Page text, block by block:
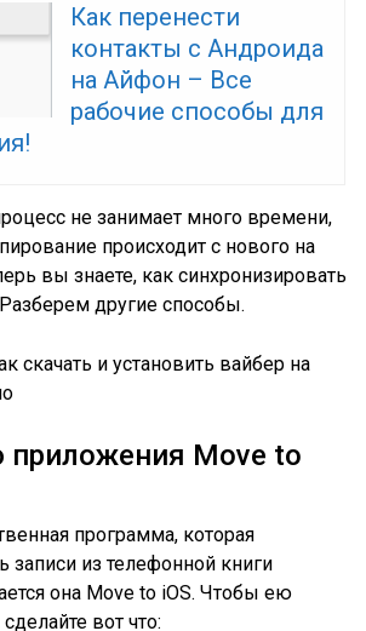
Как перенести
контакты с Андроида
на Айфон – Все
рабочие способы для
не занимает много времени,
происходит с нового на
вы знаете, как синхронизировать
другие способы.
скачать и установить вайбер на
Move to
программа, которая
записи из телефонной книги
она Move to iOS. Чтобы ею
вот что: